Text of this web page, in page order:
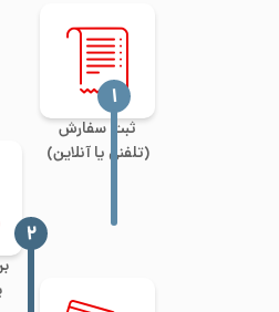
ثبت سفارش
(تلفنی یا آنلاین)
‍۱
‍۲